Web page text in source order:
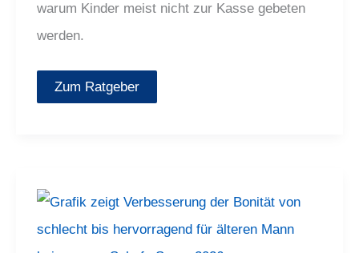
warum Kinder meist nicht zur Kasse gebeten
werden.
Zum Ratgeber
Die
12
neuen
Schufa-
Kriterien: